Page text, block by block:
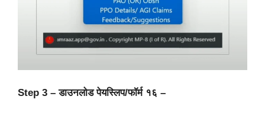
Step 3 – डाउनलोड पेयस्लिप/फॉर्म १६ –